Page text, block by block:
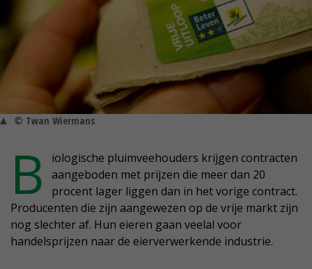
© Twan Wiermans
B
iologische pluimveehouders krijgen contracten
aangeboden met prijzen die meer dan 20
procent lager liggen dan in het vorige contract.
Producenten die zijn aangewezen op de vrije markt zijn
nog slechter af. Hun eieren gaan veelal voor
handelsprijzen naar de eierverwerkende industrie.